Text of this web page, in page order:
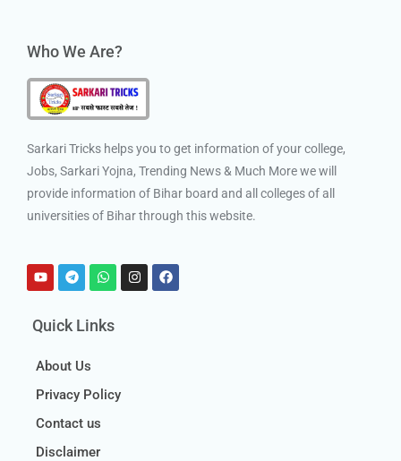
Who We Are?
Sarkari Tricks helps you to get information of your college,
Jobs, Sarkari Yojna, Trending News & Much More we will
provide information of Bihar board and all colleges of all
universities of Bihar through this website.
Quick Links
About Us
Privacy Policy
Contact us
Disclaimer